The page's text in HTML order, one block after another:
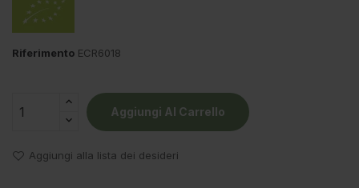
Riferimento ECR6018
Aggiungi Al Carrello
Aggiungi alla lista dei desideri